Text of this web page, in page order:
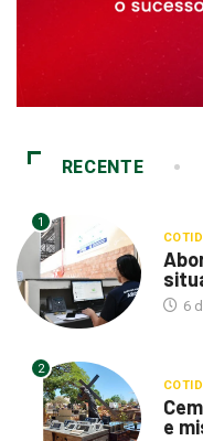
RECENTE
1
6
2
e